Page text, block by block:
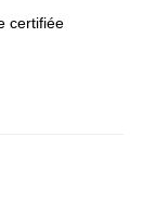
certifiée